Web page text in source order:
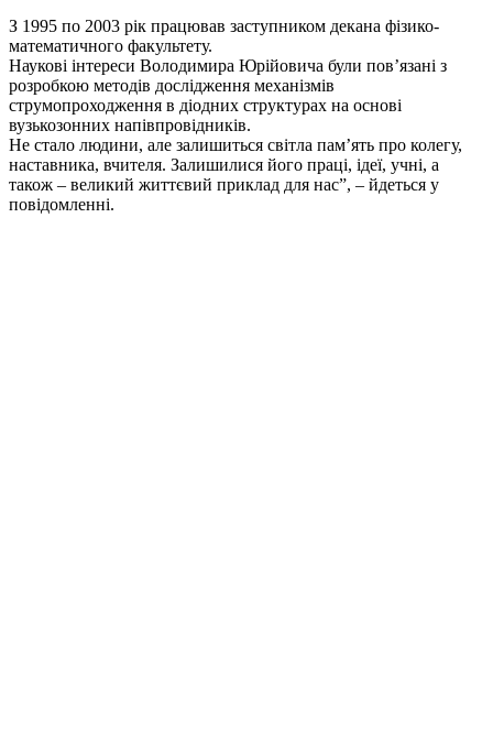
З 1995 по 2003 рік працював заступником декана фізико-
математичного факультету.
Наукові інтереси Володимира Юрійовича були пов’язані з
розробкою методів дослідження механізмів
струмопроходження в діодних структурах на основі
вузькозонних напівпровідників.
Не стало людини, але залишиться світла пам’ять про колегу,
наставника, вчителя. Залишилися його праці, ідеї, учні, а
також – великий життєвий приклад для нас”, – йдеться у
повідомленні.